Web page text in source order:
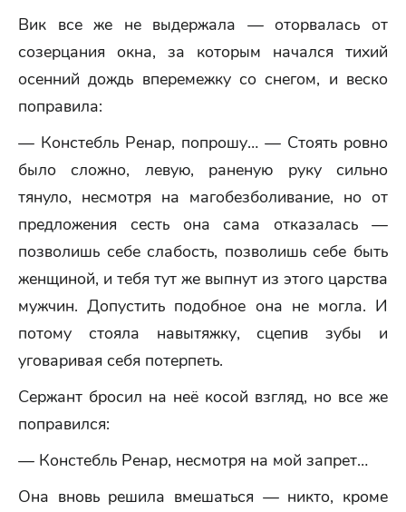
Вик все же не выдержала — оторвалась от
созерцания окна, за которым начался тихий
осенний дождь вперемежку со снегом, и веско
поправила:
— Констебль Ренар, попрошу… — Стоять ровно
было сложно, левую, раненую руку сильно
тянуло, несмотря на магобезболивание, но от
предложения сесть она сама отказалась —
позволишь себе слабость, позволишь себе быть
женщиной, и тебя тут же выпнут из этого царства
мужчин. Допустить подобное она не могла. И
потому стояла навытяжку, сцепив зубы и
уговаривая себя потерпеть.
Сержант бросил на неё косой взгляд, но все же
поправился:
— Констебль Ренар, несмотря на мой запрет…
Она вновь решила вмешаться — никто, кроме